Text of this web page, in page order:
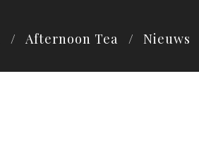
Afternoon Tea Nieuws